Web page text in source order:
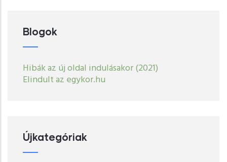
Blogok
Hibák az új oldal indulásakor (2021)
Elindult az egykor.hu
Újkategóriak